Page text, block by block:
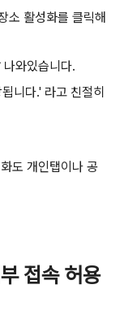
소 활성화를 클릭해
와있습니다.
니다.' 라고 친절히
도 개인탭이나 공
접속 허용